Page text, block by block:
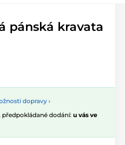
pánská kravata
dopravy ›
předpokládané dodání: u vás ve